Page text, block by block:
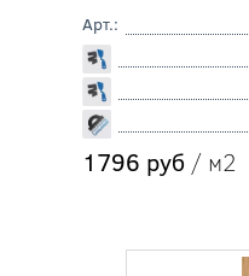
Арт.:
1796 руб / м2